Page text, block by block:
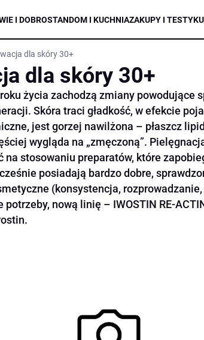
I DOBROSTANDOM I KUCHNIAZAKUPY I TESTY
dla skóry 30+
dla skóry 30+
życia zachodzą zmiany powodujące
Skóra traci gładkość, w efekcie
jest gorzej nawilżona – płaszcz
wygląda na „zmęczoną”.
na stosowaniu preparatów, które
posiadają bardzo dobre,
(konsystencja, rozprowadzanie,
nową linię – IWOSTIN RE-